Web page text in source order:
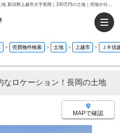
頸城三山を望む開放的なロケーション！長岡の土地 新潟県上越市大字長岡｜330万円の土地｜売地や分譲地情報｜ピタットハウス上越店・上越高田店
> 売買物件検索 > 土地 > 上越市 > ＪＲ信
なロケーション！長岡の土地
MAPで確認